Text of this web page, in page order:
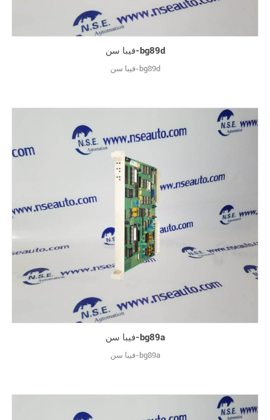
فيبا سن-bg89d
فيبا سن-bg89d
فيبا سن-bg89a
فيبا سن-bg89a